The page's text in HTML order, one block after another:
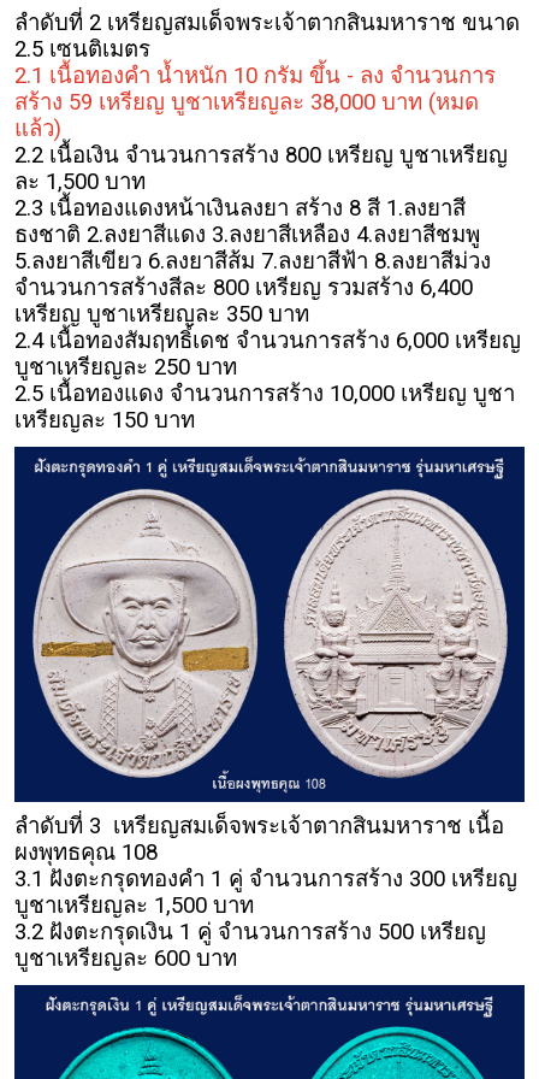
ลำดับที่ 2 เหรียญสมเด็จพระเจ้าตากสินมหาราช ขนาด
2.5 เซนติเมตร
2.1 เนื้อทองคำ น้ำหนัก 10 กรัม ขึ้น - ลง จำนวนการ
สร้าง 59 เหรียญ บูชาเหรียญละ 38,000 บาท (หมด
แล้ว)
2.2 เนื้อเงิน จำนวนการสร้าง 800 เหรียญ บูชาเหรียญ
ละ 1,500 บาท
2.3 เนื้อทองแดงหน้าเงินลงยา สร้าง 8 สี 1.ลงยาสี
ธงชาติ 2.ลงยาสีแดง 3.ลงยาสีเหลือง 4.ลงยาสีชมพู
5.ลงยาสีเขียว 6.ลงยาสีส้ม 7.ลงยาสีฟ้า 8.ลงยาสีม่วง
จำนวนการสร้างสีละ 800 เหรียญ รวมสร้าง 6,400
เหรียญ บูชาเหรียญละ 350 บาท
2.4 เนื้อทองสัมฤทธิ์เดช จำนวนการสร้าง 6,000 เหรียญ
บูชาเหรียญละ 250 บาท
2.5 เนื้อทองแดง จำนวนการสร้าง 10,000 เหรียญ บูชา
เหรียญละ 150 บาท
ลำดับที่ 3 เหรียญสมเด็จพระเจ้าตากสินมหาราช เนื้อ
ผงพุทธคุณ 108
3.1 ฝังตะกรุดทองคำ 1 คู่ จำนวนการสร้าง 300 เหรียญ
บูชาเหรียญละ 1,500 บาท
3.2 ฝังตะกรุดเงิน 1 คู่ จำนวนการสร้าง 500 เหรียญ
บูชาเหรียญละ 600 บาท